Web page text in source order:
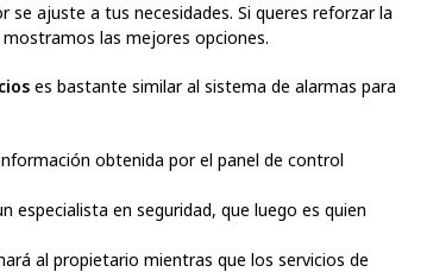
ajuste a tus necesidades. Si queres reforzar la
las mejores opciones.
es bastante similar al sistema de alarmas para
obtenida por el panel de control
especialista en seguridad, que luego es quien
al propietario mientras que los servicios de